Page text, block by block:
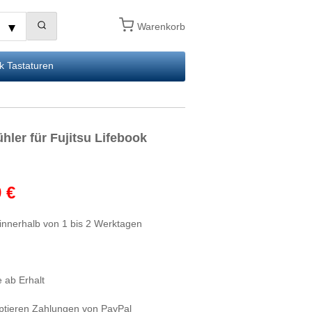
Warenkorb
Tastaturen
für Fujitsu Lifebook
€
von 1 bis 2 Werktagen
ab Erhalt
Zahlungen von PayPal